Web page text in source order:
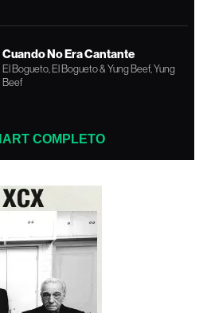
Cuando No Era Cantante
El Bogueto, El Bogueto & Yung Beef, Yung
Beef
COMPLETO